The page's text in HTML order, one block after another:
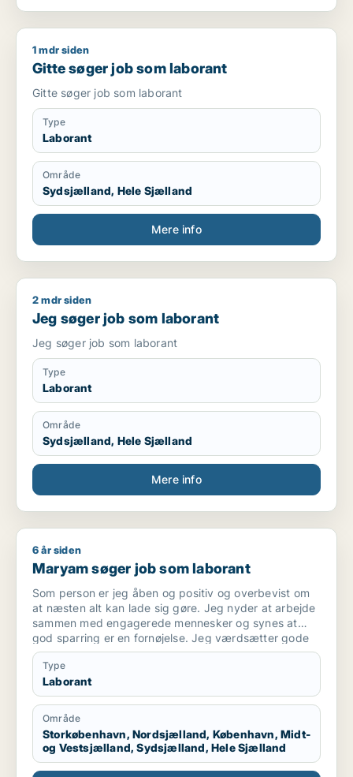
Gitte søger job som laborant
1 mdr siden
Gitte søger job som laborant
Gitte søger job som laborant
Type
Laborant
Område
Sydsjælland, Hele Sjælland
Mere info
Jeg søger job som laborant
2 mdr siden
Jeg søger job som laborant
Jeg søger job som laborant
Type
Laborant
Område
Sydsjælland, Hele Sjælland
Mere info
Maryam søger job som laborant
6 år siden
Maryam søger job som laborant
Som person er jeg åben og positiv og overbevist om
at næsten alt kan lade sig gøre. Jeg nyder at arbejde
sammen med engagerede mennesker og synes at
god sparring er en fornøjelse. Jeg værdsætter gode
kollegaer og bidrager gerne til at skabe en god
stemning. Personligt er jeg både faglig stærk, og
arbejder struktureret og er god til at planlægge mit
arbejde. Det falder mig naturligt at tage ansvar og jeg
yder gerne en ekstra indsats for at få ting til at
lykkedes. Jeg behersker engelsk på højt niveau i
både skrift og tale. Jeg bruger MC Office pakken
dagligt og har erfaring med databehandling.
Type
Laborant
Område
Storkøbenhavn, Nordsjælland, København, Midt-
og Vestsjælland, Sydsjælland, Hele Sjælland